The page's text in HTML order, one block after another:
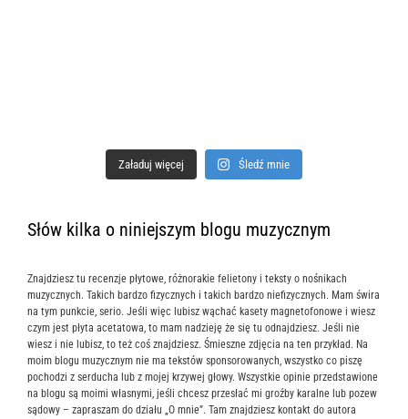
Załaduj więcej Śledź mnie
Słów kilka o niniejszym blogu muzycznym
Znajdziesz tu recenzje płytowe, różnorakie felietony i teksty o nośnikach
muzycznych. Takich bardzo fizycznych i takich bardzo niefizycznych. Mam świra
na tym punkcie, serio. Jeśli więc lubisz wąchać kasety magnetofonowe i wiesz
czym jest płyta acetatowa, to mam nadzieję że się tu odnajdziesz. Jeśli nie
wiesz i nie lubisz, to też coś znajdziesz. Śmieszne zdjęcia na ten przykład. Na
moim blogu muzycznym nie ma tekstów sponsorowanych, wszystko co piszę
pochodzi z serducha lub z mojej krzywej głowy. Wszystkie opinie przedstawione
na blogu są moimi własnymi, jeśli chcesz przesłać mi groźby karalne lub pozew
sądowy – zapraszam do działu „O mnie”. Tam znajdziesz kontakt do autora